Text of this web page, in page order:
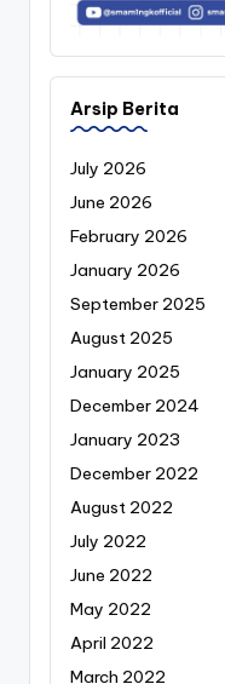
Arsip Berita
July 2026
June 2026
February 2026
January 2026
September 2025
August 2025
January 2025
December 2024
January 2023
December 2022
August 2022
July 2022
June 2022
May 2022
April 2022
March 2022